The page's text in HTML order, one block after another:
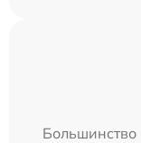
Большинство